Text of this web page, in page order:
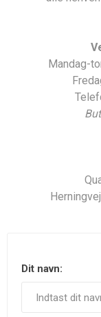
Mandag-
Dit navn: